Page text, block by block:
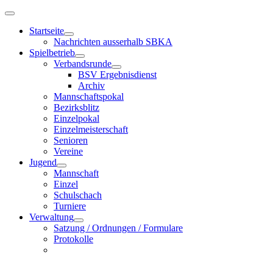
Startseite
Nachrichten ausserhalb SBKA
Spielbetrieb
Verbandsrunde
BSV Ergebnisdienst
Archiv
Mannschaftspokal
Bezirksblitz
Einzelpokal
Einzelmeisterschaft
Senioren
Vereine
Jugend
Mannschaft
Einzel
Schulschach
Turniere
Verwaltung
Satzung / Ordnungen / Formulare
Protokolle